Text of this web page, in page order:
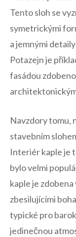
Tento sloh se
symetrickými
a jemnými
Potazejn je
fasádou
Navzdory tomu,
stavebním
Interiér kaple je
bylo velmi
kaple je
⁢zbesilujícími
typické pro
jedinečnou​